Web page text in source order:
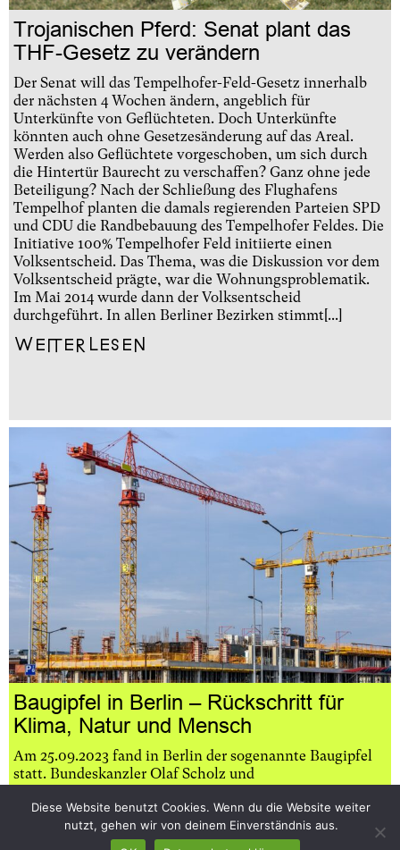
Trojanischen Pferd: Senat plant das
THF-Gesetz zu verändern
Der Senat will das Tempelhofer-Feld-Gesetz innerhalb
der nächsten 4 Wochen ändern, angeblich für
Unterkünfte von Geflüchteten. Doch Unterkünfte
könnten auch ohne Gesetzesänderung auf das Areal.
Werden also Geflüchtete vorgeschoben, um sich durch
die Hintertür Baurecht zu verschaffen? Ganz ohne jede
Beteiligung? Nach der Schließung des Flughafens
Tempelhof planten die damals regierenden Parteien SPD
und CDU die Randbebauung des Tempelhofer Feldes. Die
Initiative 100% Tempelhofer Feld initiierte einen
Volksentscheid. Das Thema, was die Diskussion vor dem
Volksentscheid prägte, war die Wohnungsproblematik.
Im Mai 2014 wurde dann der Volksentscheid
durchgeführt. In allen Berliner Bezirken stimmt[...]
Weiterlesen
Baugipfel in Berlin – Rückschritt für
Klima, Natur und Mensch
Am 25.09.2023 fand in Berlin der sogenannte Baugipfel
statt. Bundeskanzler Olaf Scholz und
des Bündnisses bezahlbarer Wohnraum ins
Bundeskanzleramt ein. Aber statt die dringenden
Weichen für Klima- und Naturschutz zu stellen, wurde
Diese Website benutzt Cookies. Wenn du die Website weiter
nutzt, gehen wir von deinem Einverständnis aus.